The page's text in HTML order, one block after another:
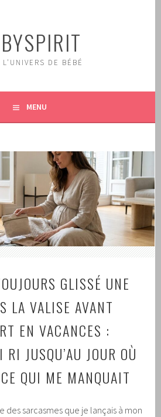
DE BÉBÉ
MENU
GLISSÉ UNE
LA VALISE AVANT
EN VACANCES :
RI JUSQU’AU JOUR OÙ
QUI ME MANQUAIT
des sarcasmes que je lançais à mon